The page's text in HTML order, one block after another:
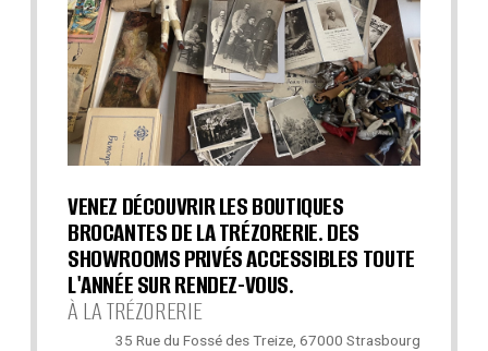
VENEZ DÉCOUVRIR LES BOUTIQUES
BROCANTES DE LA TRÉZORERIE. DES
SHOWROOMS PRIVÉS ACCESSIBLES TOUTE
L'ANNÉE SUR RENDEZ-VOUS.
À LA TRÉZORERIE
35 Rue du Fossé des Treize, 67000 Strasbourg